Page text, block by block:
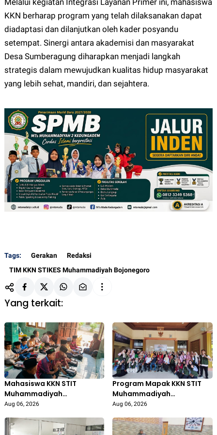
Melalui kegiatan Integrasi Layanan Primer ini, mahasiswa
KKN berharap program yang telah dilaksanakan dapat
diadaptasi dan dilanjutkan oleh kader posyandu
setempat. Sinergi antara akademisi dan masyarakat
Desa Sumberagung diharapkan menjadi langkah
strategis dalam mewujudkan kualitas hidup masyarakat
yang lebih sehat, mandiri, dan sejahtera.
Tags: Gerakan
Redaksi
TIM KKN STIKES Muhammadiyah Bojonegoro
Yang terkait:
Mahasiswa KKN STIT
Muhammadiyah
Bojonegoro Aktif Mengajar
Isro’, Tingkatkan Semangat
Aug 06, 2026
Program Mapak KKN STIT
Muhammadiyah
Bojonegoro: Edukasi
Libatkan Ibu PKK
Aug 06, 2026